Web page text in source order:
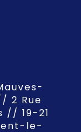
2 Rue
// 19-21
le-